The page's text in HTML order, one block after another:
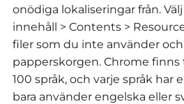
onödiga lokaliseringar från.
innehåll > Contents >
filer som du inte använder
papperskorgen. Chrome finns
100 språk, och varje språk har
bara använder engelska eller